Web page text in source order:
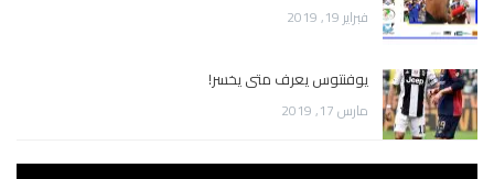
فبراير 19, 2019
يوفنتوس يعرف متى يخسر!
مارس 17, 2019